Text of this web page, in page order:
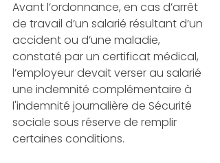
Avant l’ordonnance, en cas d’arrêt
de travail d’un salarié résultant d’un
accident ou d’une maladie,
constaté par un certificat médical,
l’employeur devait verser au salarié
une indemnité complémentaire à
l'indemnité journalière de Sécurité
sociale sous réserve de remplir
certaines conditions.